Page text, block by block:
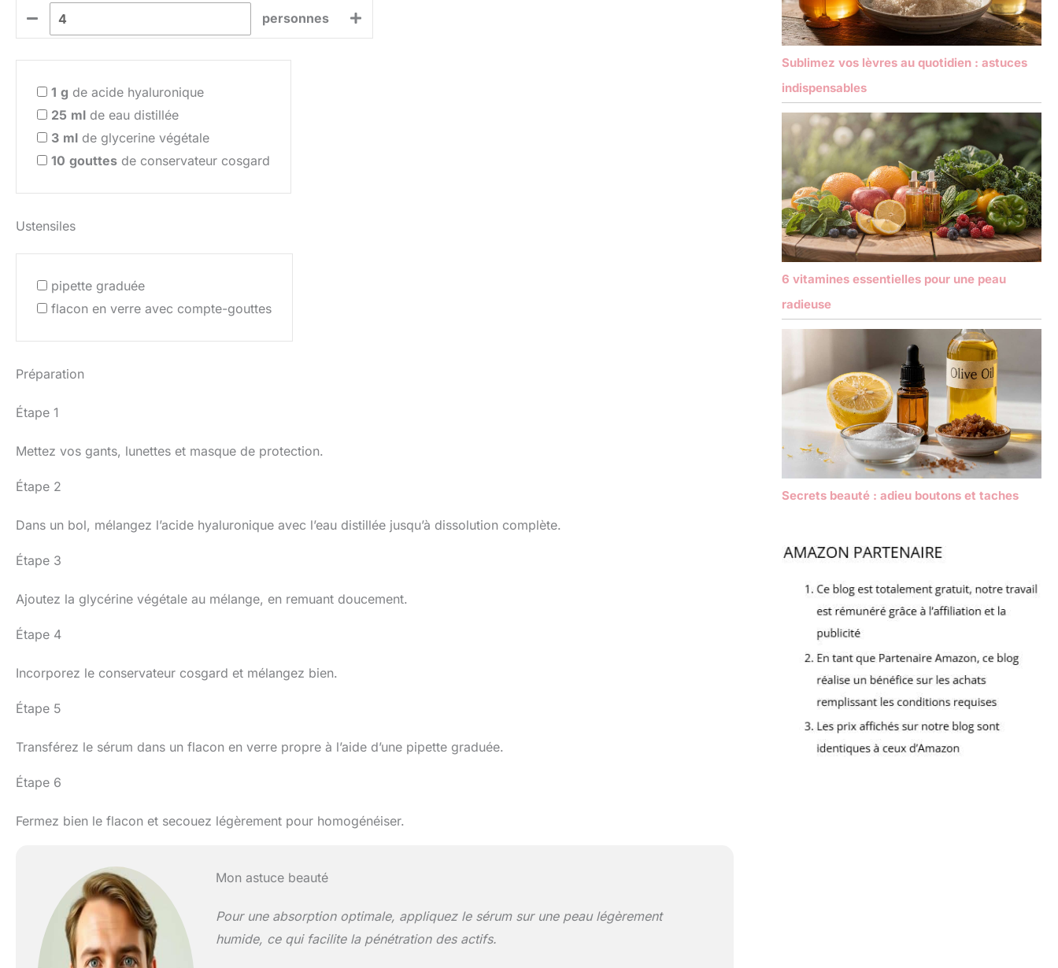
personnes
1 g de acide hyaluronique
25 ml de eau distillée
3 ml de glycerine végétale
10 gouttes de conservateur cosgard
Ustensiles
pipette graduée
flacon en verre avec compte-gouttes
Préparation
Étape 1
Mettez vos gants, lunettes et masque de protection.
Étape 2
Dans un bol, mélangez l’acide hyaluronique avec l’eau distillée jusqu’à dissolution complète.
Étape 3
Ajoutez la glycérine végétale au mélange, en remuant doucement.
Étape 4
Incorporez le conservateur cosgard et mélangez bien.
Étape 5
Transférez le sérum dans un flacon en verre propre à l’aide d’une pipette graduée.
Étape 6
Fermez bien le flacon et secouez légèrement pour homogénéiser.
Mon astuce beauté
Pour une absorption optimale, appliquez le sérum sur une peau légèrement
humide, ce qui facilite la pénétration des actifs.
Sublimez vos lèvres au quotidien : astuces
indispensables
6 vitamines essentielles pour une peau
radieuse
Secrets beauté : adieu boutons et taches